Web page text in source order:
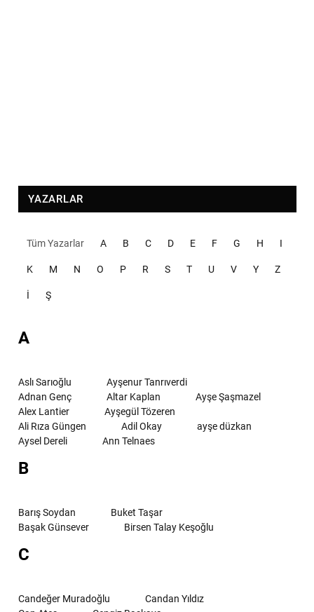
YAZARLAR
Tüm Yazarlar A B C D E F G H I
K M N O P R S T U V Y Z
İ Ş
A
Aslı Sarıoğlu
Ayşenur Tanrıverdi
Adnan Genç
Altar Kaplan
Ayşe Şaşmazel
Alex Lantier
Ayşegül Tözeren
Ali Rıza Güngen
Adil Okay
ayşe düzkan
Aysel Dereli
Ann Telnaes
B
Barış Soydan
Buket Taşar
Başak Günsever
Birsen Talay Keşoğlu
C
Candeğer Muradoğlu
Candan Yıldız